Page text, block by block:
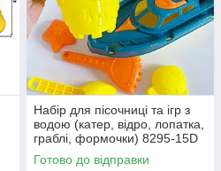
Набір для пісочниці та ігр з
водою (катер, відро, лопатка,
граблі, формочки) 8295-15D
Готово до відправки